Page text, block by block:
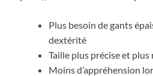
Plus besoin de gants
dextérité
Taille plus précise et plus
Moins d’appréhension